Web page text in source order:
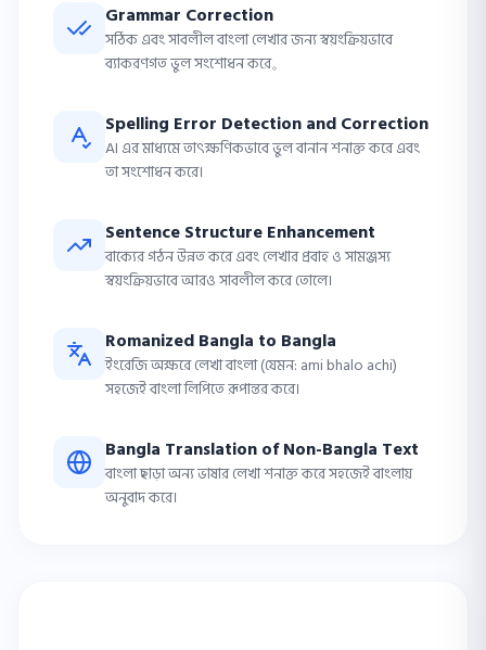
Grammar Correction
সঠিক এবং সাবলীল বাংলা লেখার জন্য স্বয়ংক্রিয়ভাবে
ব্যাকরণগত ভুল সংশোধন করে。
Spelling Error Detection and Correction
AI এর মাধ্যমে তাৎক্ষণিকভাবে ভুল বানান শনাক্ত করে এবং
তা সংশোধন করে।
Sentence Structure Enhancement
বাক্যের গঠন উন্নত করে এবং লেখার প্রবাহ ও সামঞ্জস্য
স্বয়ংক্রিয়ভাবে আরও সাবলীল করে তোলে।
Romanized Bangla to Bangla
ইংরেজি অক্ষরে লেখা বাংলা (যেমন: ami bhalo achi)
সহজেই বাংলা লিপিতে রূপান্তর করে।
Bangla Translation of Non-Bangla Text
বাংলা ছাড়া অন্য ভাষার লেখা শনাক্ত করে সহজেই বাংলায়
অনুবাদ করে।